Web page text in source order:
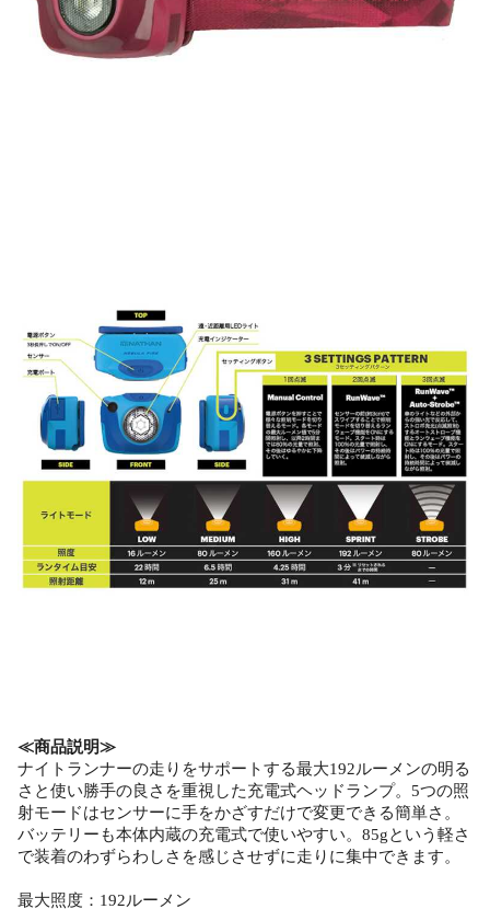
≪商品説明≫
ナイトランナーの走りをサポートする最大192ルーメンの明る
さと使い勝手の良さを重視した充電式ヘッドランプ。5つの照
射モードはセンサーに手をかざすだけで変更できる簡単さ。
バッテリーも本体内蔵の充電式で使いやすい。85gという軽さ
で装着のわずらわしさを感じさせずに走りに集中できます。
最大照度：192ルーメン